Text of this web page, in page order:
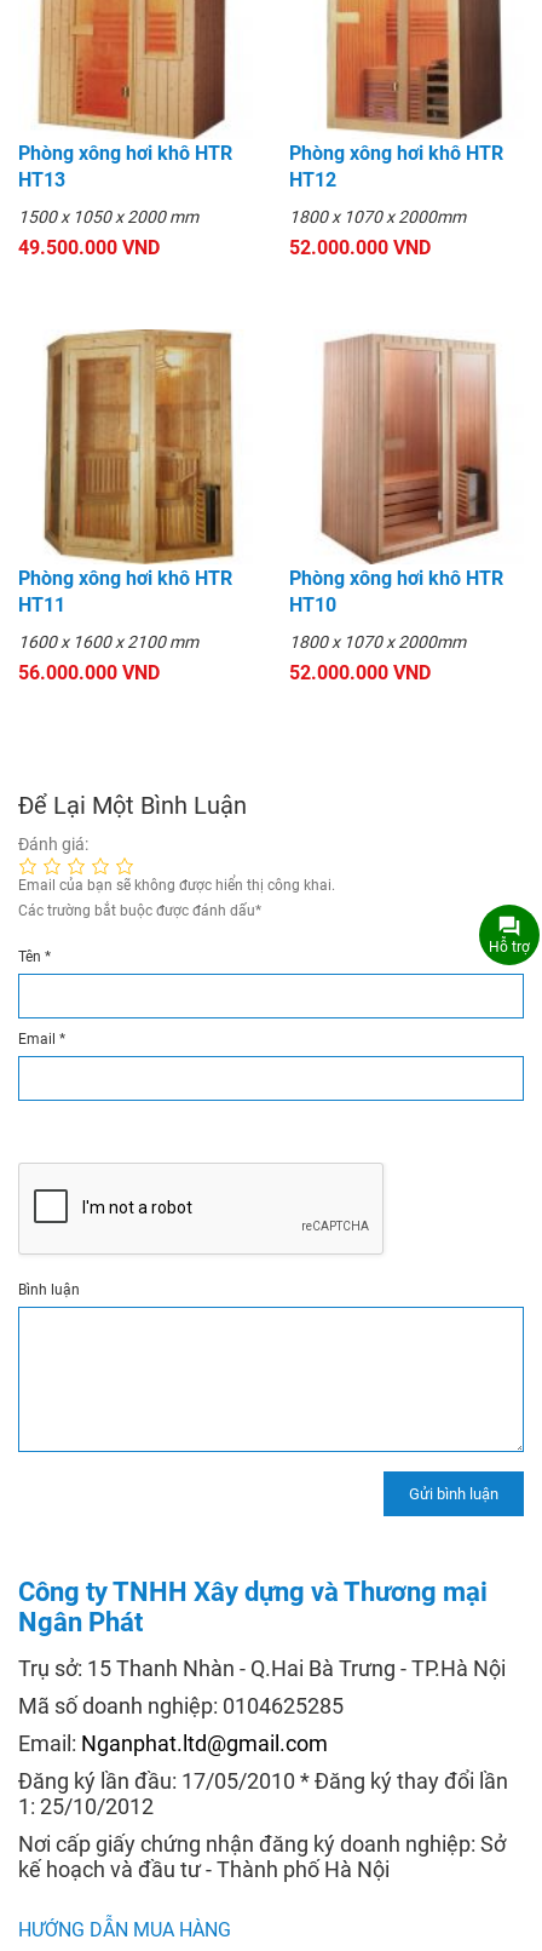
Phòng xông hơi khô HTR
HT13
1500 x 1050 x 2000 mm
49.500.000 VND
Phòng xông hơi khô HTR
HT12
1800 x 1070 x 2000mm
52.000.000 VND
Phòng xông hơi khô HTR
HT11
1600 x 1600 x 2100 mm
56.000.000 VND
Phòng xông hơi khô HTR
HT10
1800 x 1070 x 2000mm
52.000.000 VND
Để Lại Một Bình Luận
Đánh giá:
Email của bạn sẽ không được hiển thị công khai.
Các trường bắt buộc được đánh dấu*
Tên *
Email *
Bình luận
Công ty TNHH Xây dựng và Thương mại
Ngân Phát
Trụ sở: 15 Thanh Nhàn - Q.Hai Bà Trưng - TP.Hà Nội
Mã số doanh nghiệp: 0104625285
Email: Nganphat.ltd@gmail.com
Đăng ký lần đầu: 17/05/2010 * Đăng ký thay đổi lần
1: 25/10/2012
Nơi cấp giấy chứng nhận đăng ký doanh nghiệp: Sở
kế hoạch và đầu tư - Thành phố Hà Nội
HƯỚNG DẪN MUA HÀNG
Hỗ trợ